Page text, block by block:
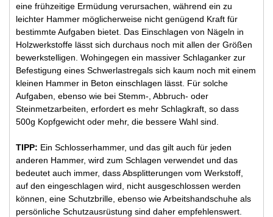
eine frühzeitige Ermüdung verursachen, während ein zu
leichter Hammer möglicherweise nicht genügend Kraft für
bestimmte Aufgaben bietet. Das Einschlagen von Nägeln in
Holzwerkstoffe lässt sich durchaus noch mit allen der Größen
bewerkstelligen. Wohingegen ein massiver Schlaganker zur
Befestigung eines Schwerlastregals sich kaum noch mit einem
kleinen Hammer in Beton einschlagen lässt. Für solche
Aufgaben, ebenso wie bei Stemm-, Abbruch- oder
Steinmetzarbeiten, erfordert es mehr Schlagkraft, so dass
500g Kopfgewicht oder mehr, die bessere Wahl sind.
TIPP: Ein Schlosserhammer, und das gilt auch für jeden
anderen Hammer, wird zum Schlagen verwendet und das
bedeutet auch immer, dass Absplitterungen vom Werkstoff,
auf den eingeschlagen wird, nicht ausgeschlossen werden
können, eine Schutzbrille, ebenso wie Arbeitshandschuhe als
persönliche Schutzausrüstung sind daher empfehlenswert.